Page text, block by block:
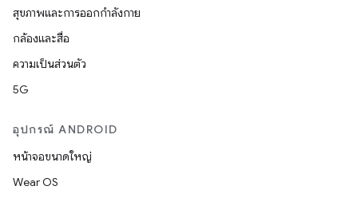
สุขภาพและการออกกำลังกาย
กล้องและสื่อ
ความเป็นส่วนตัว
5G
อุปกรณ์ ANDROID
หน้าจอขนาดใหญ่
Wear OS